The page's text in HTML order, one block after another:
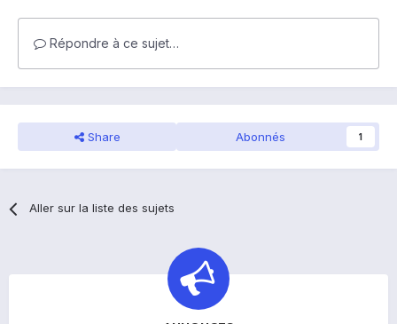
Répondre à ce sujet…
Share Abonnés 1
Aller sur la liste des sujets